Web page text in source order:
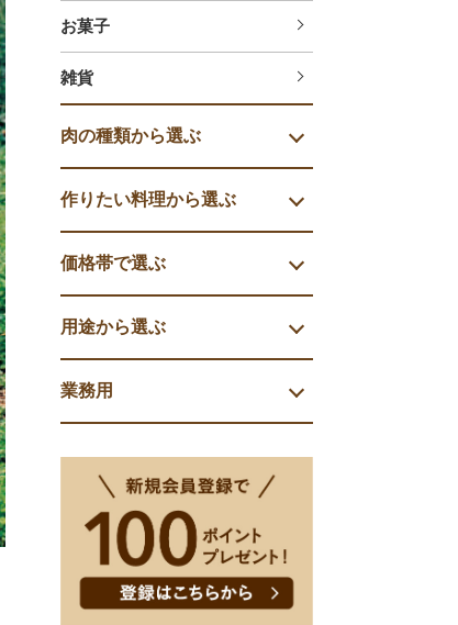
お菓子
雑貨
肉の種類から選ぶ
作りたい料理から選ぶ
価格帯で選ぶ
用途から選ぶ
業務用